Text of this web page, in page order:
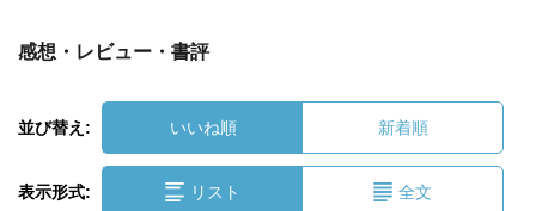
感想・レビュー・書評
並び替え: いいね順 新着順
表示形式: リスト 全文